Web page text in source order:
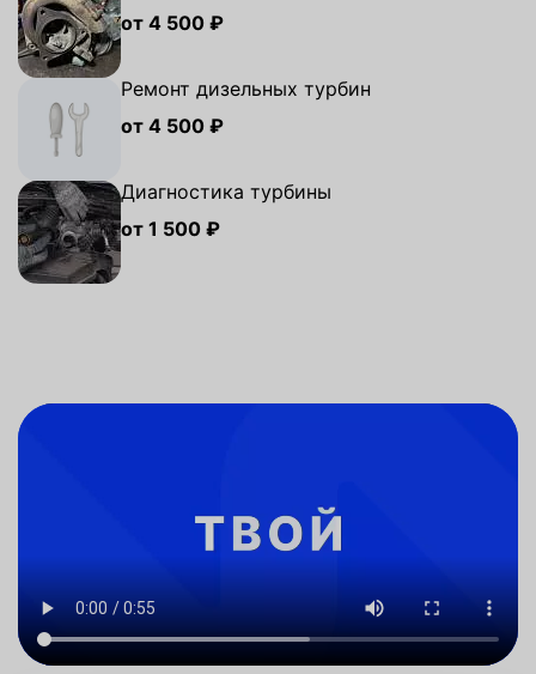
от 4 500 ₽
Ремонт дизельных турбин
от 4 500 ₽
Диагностика турбины
от 1 500 ₽